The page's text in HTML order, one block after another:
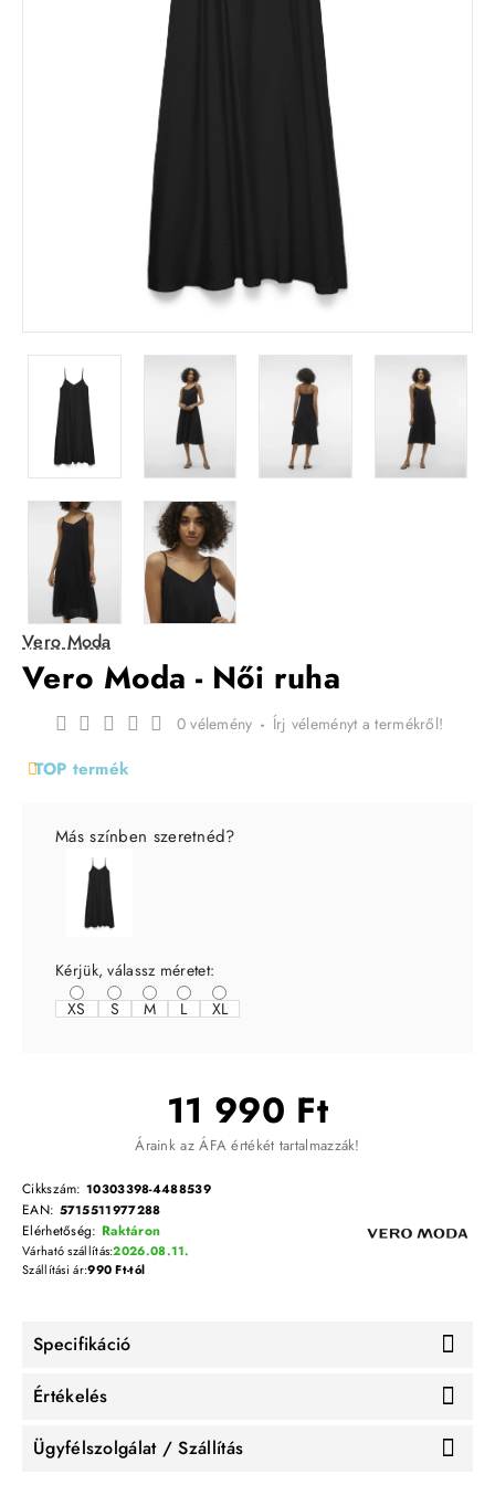
Vero Moda
Vero Moda - Női ruha
TOP termék
0 vélemény - Írj véleményt a termékről!
11 990 Ft
Áraink az ÁFA értékét tartalmazzák!
Cikkszám: 10303398-4488539
EAN: 5715511977288
Elérhetőség: Raktáron
Várható szállítás:2026.08.11.
Szállítási ár:990 Ft-tól
Más színben szeretnéd?
Kérjük, válassz méretet:
XS
S M L XL
Specifikáció
Értékelés
Ügyfélszolgálat / Szállítás